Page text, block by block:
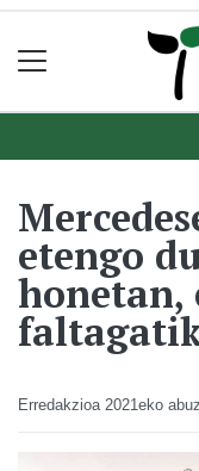
etengo
honetan,
Erredakzioa 2021eko